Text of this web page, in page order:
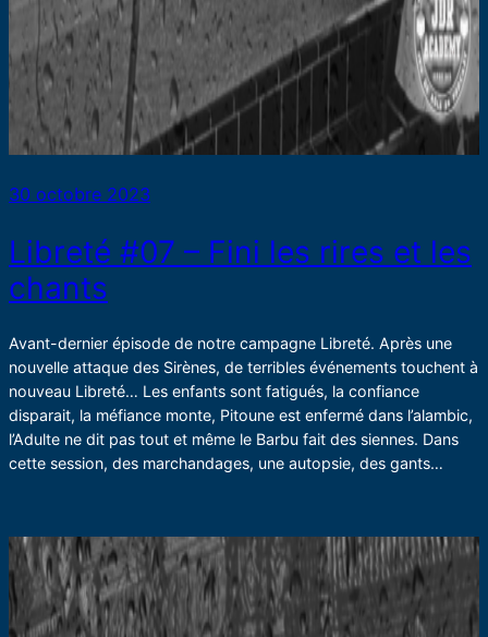
30 octobre 2023
Libreté #07 – Fini les rires et les
chants
Avant-dernier épisode de notre campagne Libreté. Après une
nouvelle attaque des Sirènes, de terribles événements touchent à
nouveau Libreté… Les enfants sont fatigués, la confiance
disparait, la méfiance monte, Pitoune est enfermé dans l’alambic,
l’Adulte ne dit pas tout et même le Barbu fait des siennes. Dans
cette session, des marchandages, une autopsie, des gants…